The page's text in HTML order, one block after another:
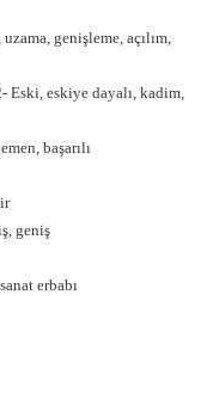
genişleme, açılım,
Eski, eskiye dayalı, kadim,
başarılı
geniş
erbabı